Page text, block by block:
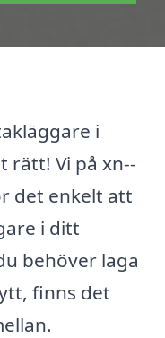
i
rätt! Vi på xn--
det enkelt att
i ditt
behöver laga
finns det